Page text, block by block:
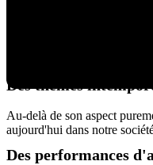
Lorsque l'on évoque le
plonge dans l'Ouest
Des thèmes
Au-delà de son aspect
aujourd'hui dans notre
Des performances